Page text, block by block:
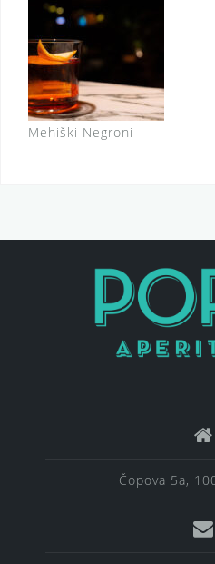
Mehiški Negroni
Čopova 5a,